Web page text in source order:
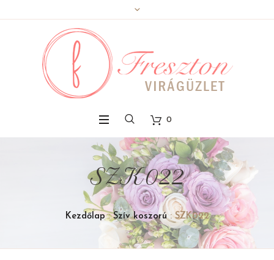
0
SZK022
Kezdőlap:Szív koszorú: SZK022